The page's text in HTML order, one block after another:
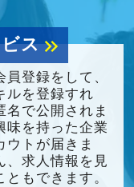
スkeyboard_double_arrow_right
登録をして、
ルを登録すれ
名で公開されま
味を持った企業
ウトが届きま
、求人情報を見
もできます。